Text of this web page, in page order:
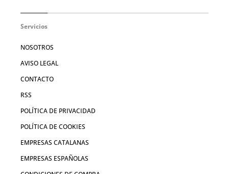
Servicios
NOSOTROS
AVISO LEGAL
CONTACTO
RSS
POLÍTICA DE PRIVACIDAD
POLÍTICA DE COOKIES
EMPRESAS CATALANAS
EMPRESAS ESPAÑOLAS